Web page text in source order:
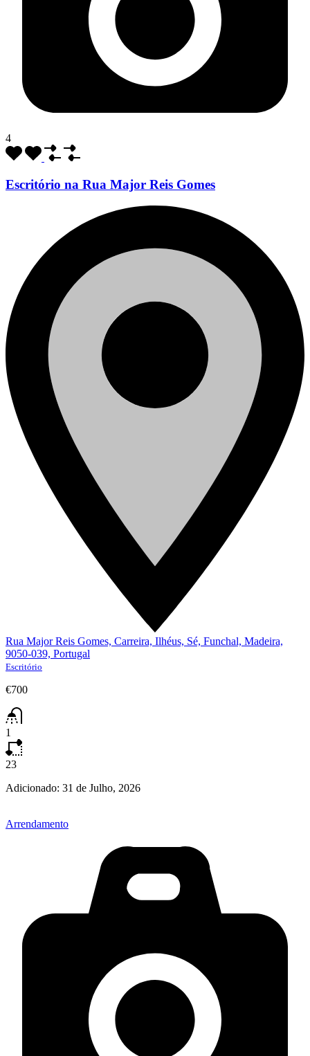
4
Escritório na Rua Major Reis Gomes
Rua Major Reis Gomes, Carreira, Ilhéus, Sé, Funchal, Madeira,
9050-039, Portugal
Escritório
€700
1
23
Adicionado: 31 de Julho, 2026
Arrendamento